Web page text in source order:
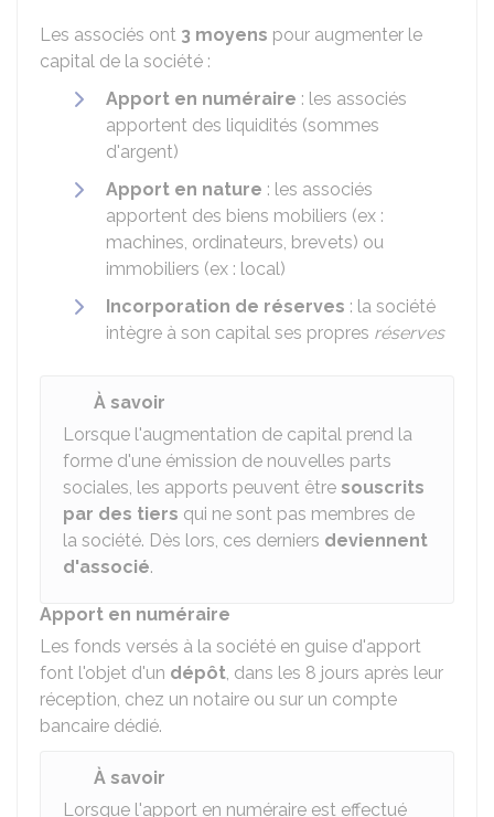
Les associés ont 3 moyens pour augmenter le
capital de la société :
Apport en numéraire : les associés
apportent des liquidités (sommes
d'argent)
Apport en nature : les associés
apportent des biens mobiliers (ex :
machines, ordinateurs, brevets) ou
immobiliers (ex : local)
Incorporation de réserves : la société
intègre à son capital ses propres réserves
À savoir
Lorsque l'augmentation de capital prend la
forme d'une émission de nouvelles parts
sociales, les apports peuvent être souscrits
par des tiers qui ne sont pas membres de
la société. Dès lors, ces derniers deviennent
d'associé.
Apport en numéraire
Les fonds versés à la société en guise d'apport
font l'objet d'un dépôt, dans les 8 jours après leur
réception, chez un notaire ou sur un compte
bancaire dédié.
À savoir
Lorsque l'apport en numéraire est effectué